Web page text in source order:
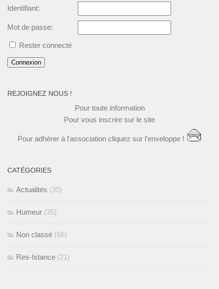
Identifiant:
Mot de passe:
Rester connecté
Connexion
REJOIGNEZ NOUS !
Pour toute information
Pour vous inscrire sur le site
Pour adhérer à l'association cliquez sur l'enveloppe !
CATÉGORIES
Actualités (30)
Humeur (35)
Non classé (66)
Res-Istance (21)